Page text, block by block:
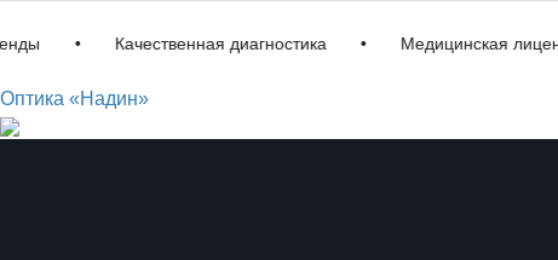
• Качественная диагностика • Медицинская лицензия
Оптика «Надин»